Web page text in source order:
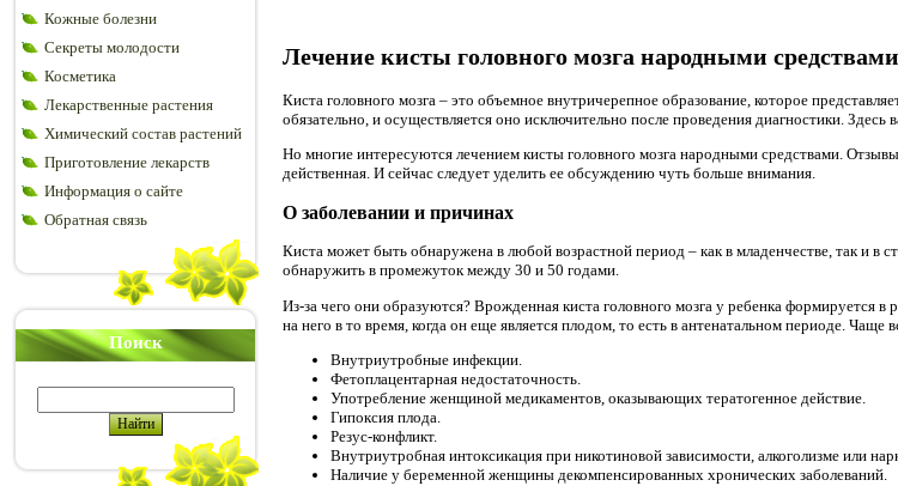
Кожные болезни
Секреты молодости
Косметика
Лекарственные растения
Химический состав растений
Приготовление лекарств
Информация о сайте
Обратная связь
Поиск
Лечение кисты головного мозга народными
Киста головного мозга – это объемное внутричерепное образование, которое
обязательно, и осуществляется оно исключительно после проведения диагностики.
Но многие интересуются лечением кисты головного мозга народными средствами.
действенная. И сейчас следует уделить ее обсуждению чуть больше внимания.
О заболевании и причинах
Киста может быть обнаружена в любой возрастной период – как в младенчестве, так и в
обнаружить в промежуток между 30 и 50 годами.
Из-за чего они образуются? Врожденная киста головного мозга у ребенка формируется
на него в то время, когда он еще является плодом, то есть в антенатальном периоде.
Внутриутробные инфекции.
Фетоплацентарная недостаточность.
Употребление женщиной медикаментов, оказывающих тератогенное действие.
Гипоксия плода.
Резус-конфликт.
Внутриутробная интоксикация при никотиновой зависимости, алкоголизме или
Наличие у беременной женщины декомпенсированных хронических заболеваний.